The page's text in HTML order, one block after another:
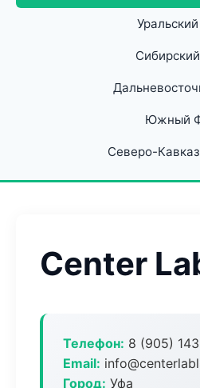
Южный
Северо-
Center
Телефон: 8 (905)
Email:
Город: Уфа